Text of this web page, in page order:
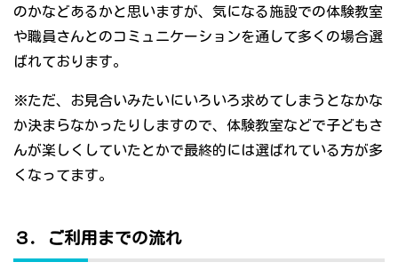
のかなどあるかと思いますが、気になる施設での体験教室
や職員さんとのコミュニケーションを通して多くの場合選
ばれております。
※ただ、お見合いみたいにいろいろ求めてしまうとなかな
か決まらなかったりしますので、体験教室などで子どもさ
んが楽しくしていたとかで最終的には選ばれている方が多
くなってます。
３．ご利用までの流れ